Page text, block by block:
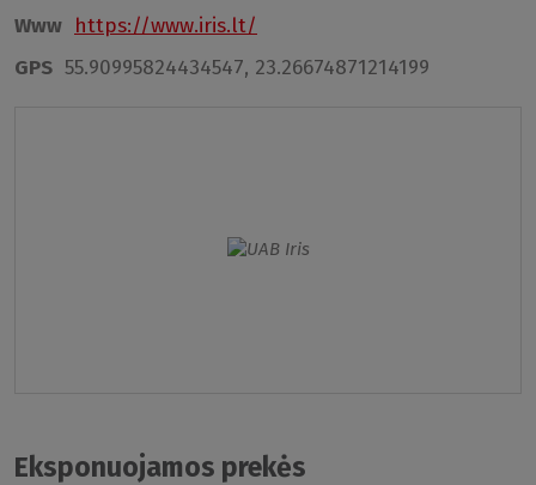
Www https://www.iris.lt/
GPS 55.90995824434547, 23.26674871214199
Eksponuojamos prekės